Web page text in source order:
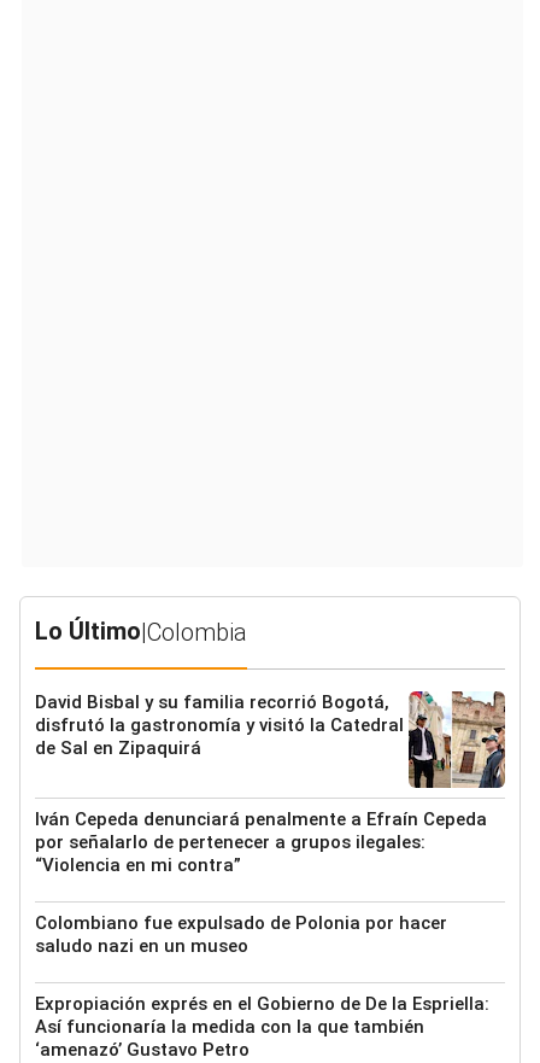
Lo Último|Colombia
David Bisbal y su familia recorrió Bogotá,
disfrutó la gastronomía y visitó la Catedral
de Sal en Zipaquirá
Iván Cepeda denunciará penalmente a Efraín Cepeda
por señalarlo de pertenecer a grupos ilegales:
“Violencia en mi contra”
Colombiano fue expulsado de Polonia por hacer
saludo nazi en un museo
Expropiación exprés en el Gobierno de De la Espriella:
Así funcionaría la medida con la que también
‘amenazó’ Gustavo Petro